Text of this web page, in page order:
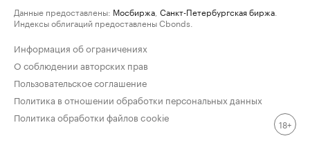
Данные предоставлены: Мосбиржа Санкт-Петербургская биржа
Индексы облигаций предоставлены Cbonds.
Информация об ограничениях
О соблюдении авторских прав
Пользовательское соглашение
Политика в отношении обработки персональных данных
Политика обработки файлов cookie
18+